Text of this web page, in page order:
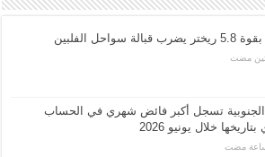
قبالة سواحل الفلبين
مضت
الجنوبية تسجل أكبر فائض شهري في الحساب
بتاريخها خلال يونيو 2026